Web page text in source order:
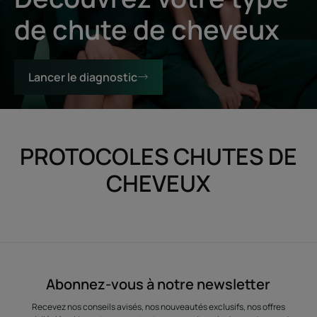
de chute de cheveux
Lancer le diagnostic
PROTOCOLES CHUTES DE
CHEVEUX
Abonnez-vous à notre newsletter
Recevez nos conseils avisés, nos nouveautés exclusifs, nos offres